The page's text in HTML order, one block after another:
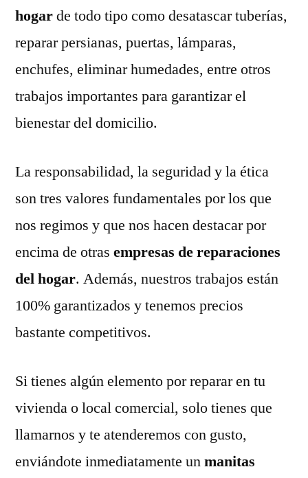
hogarde todo tipo como desatascar tuberías,
reparar persianas, puertas, lámparas,
enchufes, eliminar humedades, entre otros
trabajos importantes para garantizar el
bienestar del domicilio.
La responsabilidad, la seguridad y la ética
son tres valores fundamentales por los que
nos regimos y que nos hacen destacar por
encima de otras empresas de reparaciones
del hogar. Además, nuestros trabajos están
100% garantizados y tenemos precios
bastante competitivos.
Si tienes algún elemento por reparar en tu
vivienda o local comercial, solo tienes que
llamarnos y te atenderemos con gusto,
enviándote inmediatamente unmanitas